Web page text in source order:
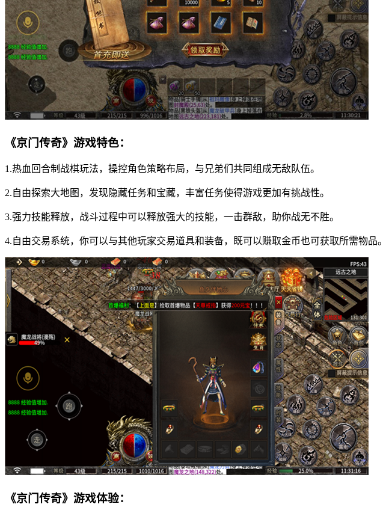
《京门传奇》游戏特色：
1.热血回合制战棋玩法，操控角色策略布局，与兄弟们共同组成无敌队伍。
2.自由探索大地图，发现隐藏任务和宝藏，丰富任务使得游戏更加有挑战性。
3.强力技能释放，战斗过程中可以释放强大的技能，一击群敌，助你战无不胜。
4.自由交易系统，你可以与其他玩家交易道具和装备，既可以赚取金币也可获取所需物品。
《京门传奇》游戏体验：